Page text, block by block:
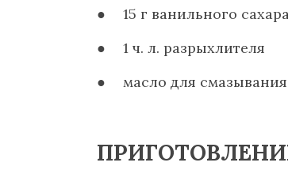
15 г ванильного
1 ч. л. разрыхлителя
масло для